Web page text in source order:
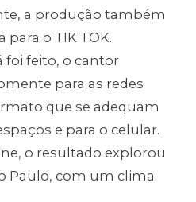
a produção também
o TIK TOK.
foi feito, o cantor
para as redes
que se adequam
e para o celular.
o resultado explorou
Paulo, com um clima